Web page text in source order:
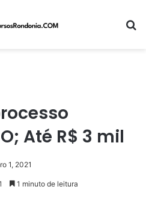
Até R$ 3 mil
1, 2021
1 minuto de leitura